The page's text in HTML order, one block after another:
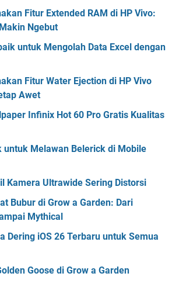
Fitur Extended RAM di HP Vivo:
Ngebut
untuk Mengolah Data Excel dengan
Fitur Water Ejection di HP Vivo
Awet
Infinix Hot 60 Pro Gratis Kualitas
untuk Melawan Belerick di Mobile
Kamera Ultrawide Sering Distorsi
Bubur di Grow a Garden: Dari
Mythical
Dering iOS 26 Terbaru untuk Semua
Goose di Grow a Garden